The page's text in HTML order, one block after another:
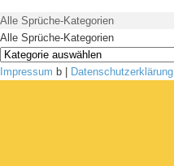
Alle Sprüche-Kategorien
Alle Sprüche-Kategorien
Impressum b | Datenschutzerklärung